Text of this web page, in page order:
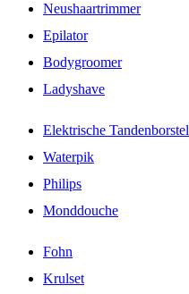
Neushaartrimmer
Epilator
Bodygroomer
Ladyshave
Elektrische Tandenborstel
Waterpik
Philips
Monddouche
Fohn
Krulset